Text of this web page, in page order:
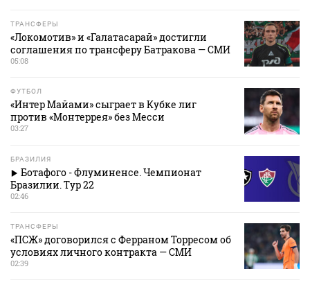
ТРАНСФЕРЫ
«Локомотив» и «Галатасарай» достигли
соглашения по трансферу Батракова — СМИ
05:08
ФУТБОЛ
«Интер Майами» сыграет в Кубке лиг
против «Монтеррея» без Месси
03:27
БРАЗИЛИЯ
Ботафого - Флуминенсе. Чемпионат
Бразилии. Тур 22
02:46
ТРАНСФЕРЫ
«ПСЖ» договорился с Ферраном Торресом об
условиях личного контракта — СМИ
02:39